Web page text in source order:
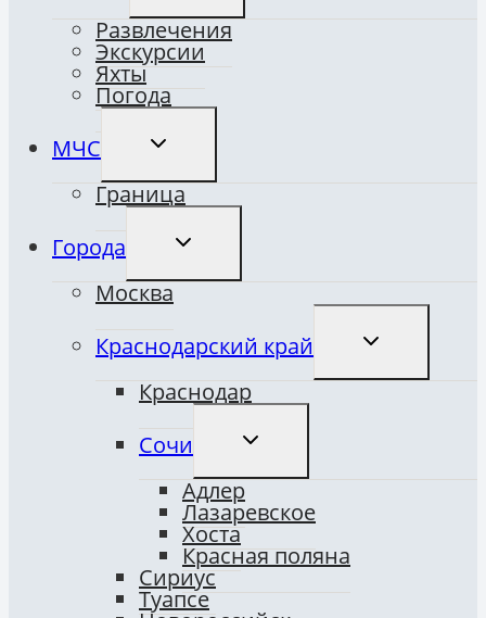
Развлечения
Экскурсии
Яхты
Погода
МЧС
ПЕРЕКЛЮЧИТЬ
ДОЧЕРНЕЕ
Граница
Города
ПЕРЕКЛЮЧИТЬ
ДОЧЕРНЕЕ
Москва
Краснодарский край
ДОЧЕРНЕЕ
Краснодар
Сочи
ПЕРЕКЛЮЧИТЬ
ДОЧЕРНЕЕ
Адлер
Лазаревское
Хоста
Красная поляна
Сириус
Туапсе